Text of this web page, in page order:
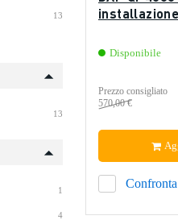
13
13
1
4
Disponibile
Prezzo consigliato
570,00 €
Confronta